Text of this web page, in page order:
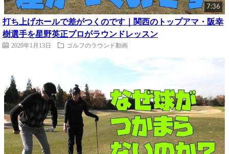
7:36
打ち上げホールで差がつくのです｜関西のトップアマ・阪幸
樹選手を星野英正プロがラウンドレッスン
2020年1月13日 ゴルフのラウンド動画